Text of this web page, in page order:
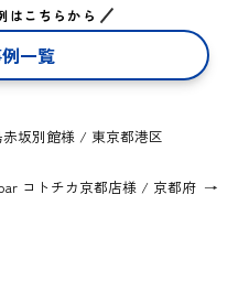
はこちらから
一覧
坂別館様 / 東京都港区
コトチカ京都店様 / 京都府 →